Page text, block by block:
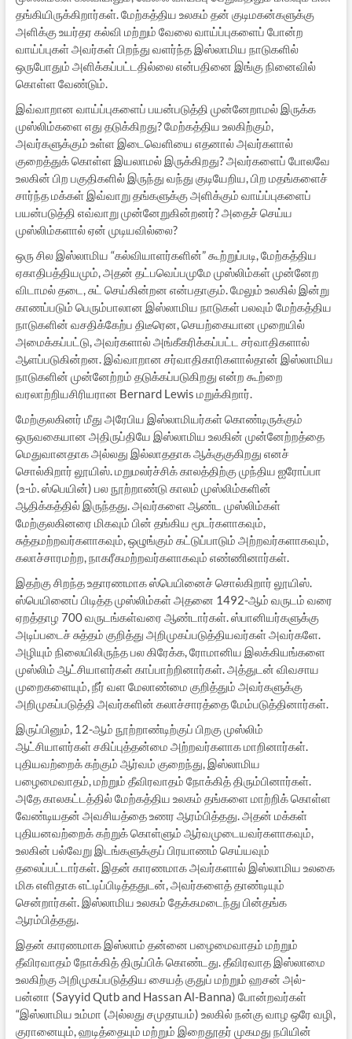
தங்கியிருக்கிறார்கள். மேற்கத்திய உலகம் தன் குடிமகன்களுக்கு
அளிக்கு உயர்தர கல்வி மற்றும் வேலை வாய்ப்புகளைப் போன்ற
வாய்ப்புகள் அவர்கள் பிறந்து வளர்ந்த இஸ்லாமிய நாடுகளில்
ஒருபோதும் அளிக்கப்பட்டதில்லை என்பதினை இங்கு நினைவில்
கொள்ள வேண்டும்.
இவ்வாறான வாய்ப்புகளைப் பயன்படுத்தி முன்னேறாமல் இருக்க
முஸ்லிம்களை எது தடுக்கிறது? மேற்கத்திய உலகிற்கும்,
அவர்களுக்கும் உள்ள இடைவெளியை எதனால் அவர்களால்
குறைத்துக் கொள்ள இயலாமல் இருக்கிறது? அவர்களைப் போலவே
உலகின் பிற பகுதிகளில் இருந்து வந்து குடியேறிய, பிற மதங்களைச்
சார்ந்த மக்கள் இவ்வாறு தங்களுக்கு அளிக்கும் வாய்ப்புகளைப்
பயன்படுத்தி எவ்வாறு முன்னேறுகின்றனர்? அதைச் செய்ய
முஸ்லிம்களால் ஏன் முடியவில்லை?
ஒரு சில இஸ்லாமிய “கல்வியாளர்களின்” கூற்றுப்படி, மேற்கத்திய
ஏகாதிபத்தியமும், அதன் தட்பவெப்பமுமே முஸ்லிம்கள் முன்னேற
விடாமல் தடை, சுட் செய்கின்றன என்பதாகும். மேலும் உலகில் இன்று
காணப்படும் பெரும்பாலான இஸ்லாமிய நாடுகள் பலவும் மேற்கத்திய
நாடுகளின் வசதிக்கேற்ப திடீரென, செயற்கையான முறையில்
அமைக்கப்பட்டு, அவர்களால் அங்கீகரிக்கப்பட்ட சர்வாதிகளால்
ஆளப்படுகின்றன. இவ்வாறான சர்வாதிகாரிகளால்தான் இஸ்லாமிய
நாடுகளின் முன்னேற்றம் தடுக்கப்படுகிறது என்ற கூற்றை
வரலாற்றியசிரியரான Bernard Lewis மறுக்கிறார்.
மேற்குலகினர் மீது அரேபிய இஸ்லாமியர்கள் கொண்டிருக்கும்
ஒருவகையான அதிருப்தியே இஸ்லாமிய உலகின் முன்னேற்றத்தை
மெதுவானதாக அல்லது இல்லாததாக ஆக்குகுகிறது எனச்
சொல்கிறார் லூயிஸ். மறுமலர்ச்சிக் காலத்திற்கு முந்திய ஐரோப்பா
(உ-ம். ஸ்பெயின்) பல நூற்றாண்டு காலம் முஸ்லிம்களின்
ஆதிக்கத்தில் இருந்தது. அவர்களை ஆண்ட முஸ்லிம்கள்
மேற்குலகினரை மிகவும் பின் தங்கிய மூடர்களாகவும்,
சுத்தமற்றவர்களாகவும், ஒழுங்கும் கட்டுப்பாடும் அற்றவர்களாகவும்,
கலாச்சாரமற்ற, நாகரீகமற்றவர்களாகவும் எண்ணினார்கள்.
இதற்கு சிறந்த உதாரணமாக ஸ்பெயினைச் சொல்கிறார் லூயிஸ்.
ஸ்பெயினைப் பிடித்த முஸ்லிம்கள் அதனை 1492-ஆம் வருடம் வரை
ஏறத்தாழ 700 வருடங்கள்வரை ஆண்டார்கள். ஸ்பானியர்களுக்கு
அடிப்படைச் சுத்தம் குறித்து அறிமுகப்படுத்தியவர்கள் அவர்களே.
அழியும் நிலையிலிருந்த பல கிரேக்க, ரோமானிய இலக்கியங்களை
முஸ்லிம் ஆட்சியாளர்கள் காப்பாற்றினார்கள். அத்துடன் விவசாய
முறைகளையும், நீர் வள மேலாண்மை குறித்தும் அவர்களுக்கு
அறிமுகப்படுத்தி அவர்களின் கலாச்சாரத்தை மேம்படுத்தினார்கள்.
இருப்பினும், 12-ஆம் நூற்றாண்டிற்குப் பிறகு முஸ்லிம்
ஆட்சியாளர்கள் சகிப்புத்தன்மை அற்றவர்களாக மாறினார்கள்.
புதியவற்றைக் கற்கும் ஆர்வம் குறைந்து, இஸ்லாமிய
பழைமைவாதம், மற்றும் தீவிரவாதம் நோக்கித் திரும்பினார்கள்.
அதே காலகட்டத்தில் மேற்கத்திய உலகம் தங்களை மாற்றிக் கொள்ள
வேண்டியதன் அவசியத்தை உணர ஆரம்பித்தது. அதன் மக்கள்
புதியனவற்றைக் கற்றுக் கொள்ளும் ஆர்வமுடையவர்களாகவும்,
உலகின் பல்வேறு இடங்களுக்குப் பிரயாணம் செய்யவும்
தலைப்பட்டார்கள். இதன் காரணமாக அவர்களால் இஸ்லாமிய உலகை
மிக எளிதாக எட்டிப்பிடித்ததுடன், அவர்களைத் தாண்டியும்
சென்றார்கள். இஸ்லாமிய உலகம் தேக்கமடைந்து பின்தங்க
ஆரம்பித்தது.
இதன் காரணமாக இஸ்லாம் தன்னை பழைமைவாதம் மற்றும்
தீவிரவாதம் நோக்கித் திருப்பிக் கொண்டது. தீவிரவாத இஸ்லாமை
உலகிற்கு அறிமுகப்படுத்திய சையத் குதுப் மற்றும் ஹசன் அல்-
பன்னா (Sayyid Qutb and Hassan Al-Banna) போன்றவர்கள்
“இஸ்லாமிய உம்மா (அல்லது சமுதாயம்) உலகில் நன்கு வாழ ஒரே வழி,
குரானையும், ஹடித்தையும் மற்றும் இறைதூதர் முகமது நபியின்